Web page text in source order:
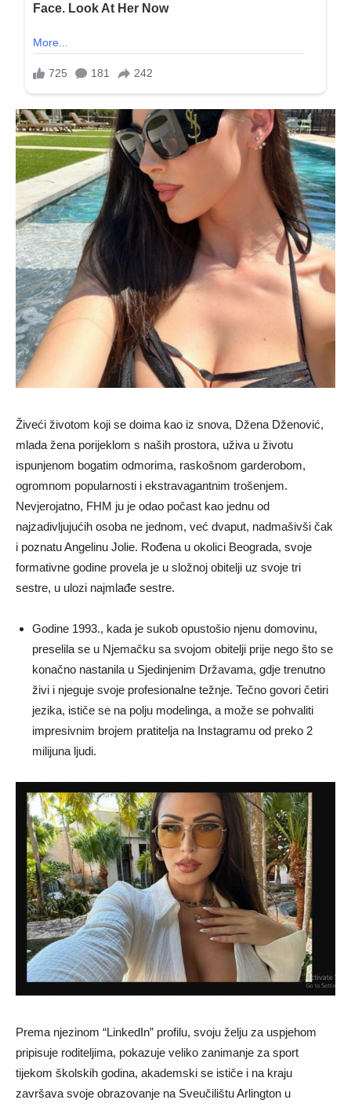
Živeći životom koji se doima kao iz snova, Džena Dženović,
mlada žena porijeklom s naših prostora, uživa u životu
ispunjenom bogatim odmorima, raskošnom garderobom,
ogromnom popularnosti i ekstravagantnim trošenjem.
Nevjerojatno, FHM ju je odao počast kao jednu od
najzadivljujućih osoba ne jednom, već dvaput, nadmašivši čak
i poznatu Angelinu Jolie. Rođena u okolici Beograda, svoje
formativne godine provela je u složnoj obitelji uz svoje tri
sestre, u ulozi najmlađe sestre.
Godine 1993., kada je sukob opustošio njenu domovinu,
preselila se u Njemačku sa svojom obitelji prije nego što se
konačno nastanila u Sjedinjenim Državama, gdje trenutno
živi i njeguje svoje profesionalne težnje. Tečno govori četiri
jezika, ističe se na polju modelinga, a može se pohvaliti
impresivnim brojem pratitelja na Instagramu od preko 2
milijuna ljudi.
Prema njezinom “LinkedIn” profilu, svoju želju za uspjehom
pripisuje roditeljima, pokazuje veliko zanimanje za sport
tijekom školskih godina, akademski se ističe i na kraju
završava svoje obrazovanje na Sveučilištu Arlington u